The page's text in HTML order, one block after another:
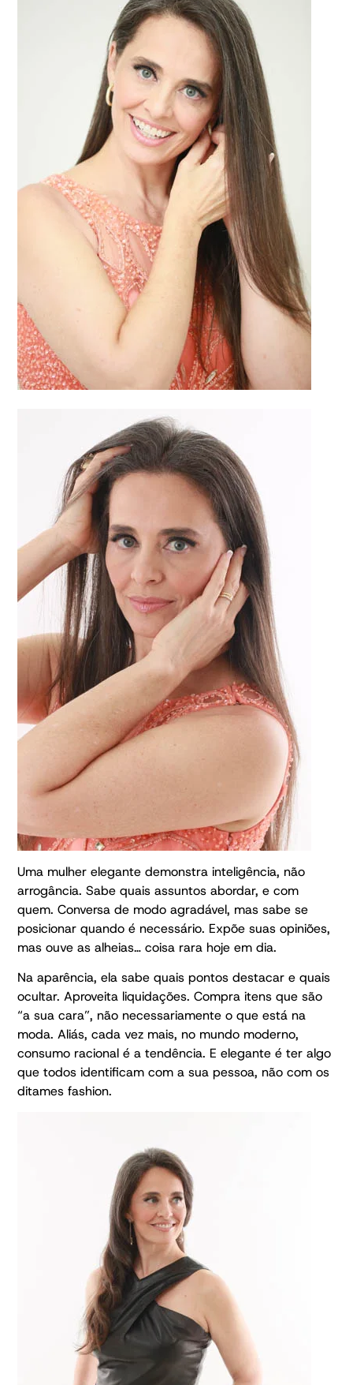
Uma mulher elegante demonstra inteligência, não
arrogância. Sabe quais assuntos abordar, e com
quem. Conversa de modo agradável, mas sabe se
posicionar quando é necessário. Expõe suas opiniões,
mas ouve as alheias… coisa rara hoje em dia.
Na aparência, ela sabe quais pontos destacar e quais
ocultar. Aproveita liquidações. Compra itens que são
“a sua cara”, não necessariamente o que está na
moda. Aliás, cada vez mais, no mundo moderno,
consumo racional é a tendência. E elegante é ter algo
que todos identificam com a sua pessoa, não com os
ditames fashion.